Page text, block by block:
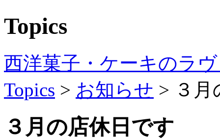
Topics
西洋菓子・ケーキのラ
Topics > お知らせ > ３
３月の店休日です